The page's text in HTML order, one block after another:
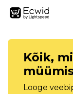
Kõik,
Looge